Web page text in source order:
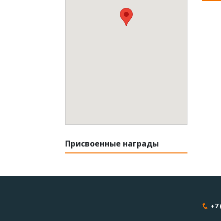
Присвоенные награды
+7